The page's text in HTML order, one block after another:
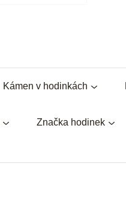
Kámen v hodinkách
Značka hodinek